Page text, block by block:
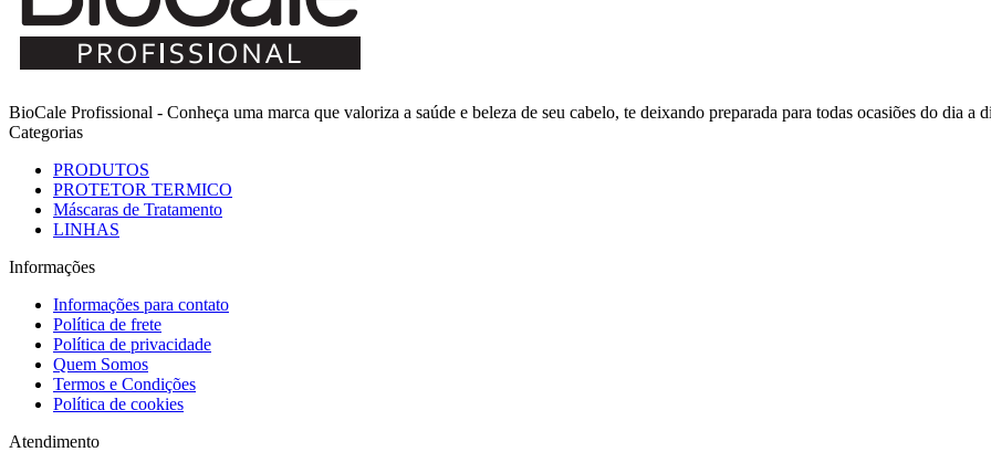
BioCale Profissional - Conheça uma marca que valoriza a saúde e beleza de seu cabelo, te deixando preparada para todas ocasiões do dia a
Categorias
PRODUTOS
PROTETOR TERMICO
Máscaras de Tratamento
LINHAS
Informações
Informações para contato
Política de frete
Política de privacidade
Quem Somos
Termos e Condições
Política de cookies
Atendimento